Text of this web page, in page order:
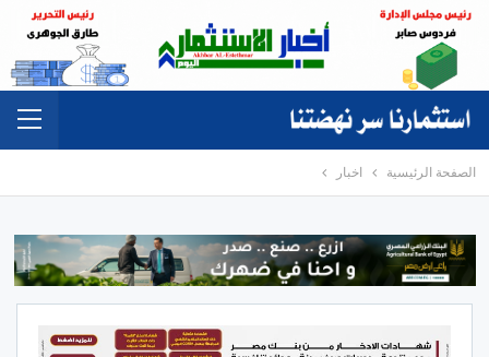
الصفحة الرئيسية اخبار